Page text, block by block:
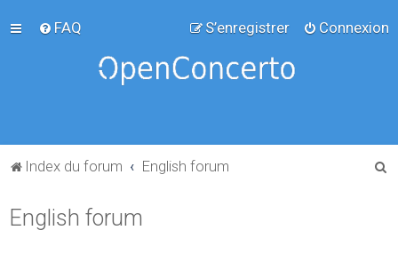
FAQ Connexion
S’enregistrer
Index du forum English forum
English forum